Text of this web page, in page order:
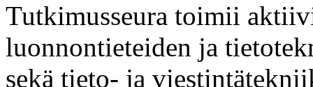
Tutkimusseura toimii
luonnontieteiden ja
sekä tieto- ja